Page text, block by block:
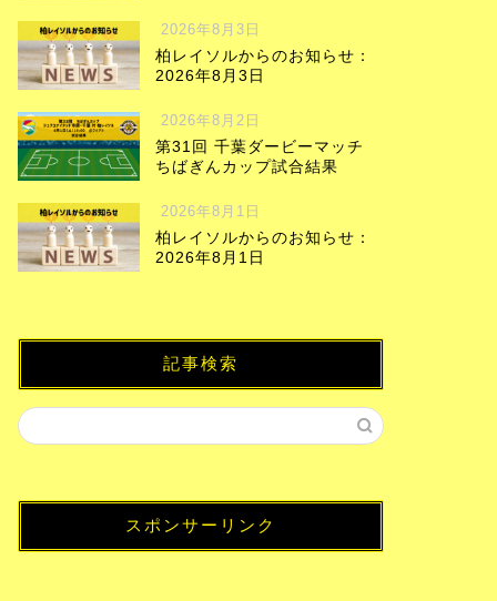
2026年8月3日
柏レイソルからのお知らせ：
2026年8月3日
2026年8月2日
第31回 千葉ダービーマッチ
ちばぎんカップ試合結果
2026年8月1日
柏レイソルからのお知らせ：
2026年8月1日
記事検索
スポンサーリンク